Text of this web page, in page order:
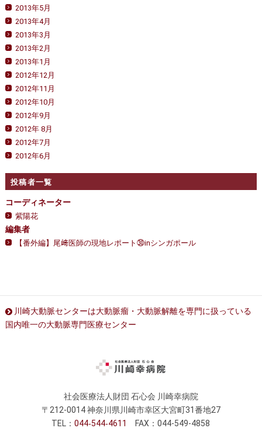
2013年5月
2013年4月
2013年3月
2013年2月
2013年1月
2012年12月
2012年11月
2012年10月
2012年9月
2012年 8月
2012年7月
2012年6月
投稿者一覧
コーディネーター
紫陽花
編集者
【番外編】尾﨑医師の現地レポート㉚inシンガポール
川崎大動脈センターは大動脈瘤・大動脈解離を専門に扱っている
国内唯一の大動脈専門医療センター
社会医療法人財団 石心会 川崎幸病院
〒212-0014 神奈川県川崎市幸区大宮町31番地27
TEL：044 544 4611 FAX：044-549-4858